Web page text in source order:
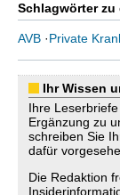
Schlagwörter zu
AVB ·Private
Ihr Wissen
Ihre
Ergänzung zu
schreiben Sie
dafür
Die Redaktion